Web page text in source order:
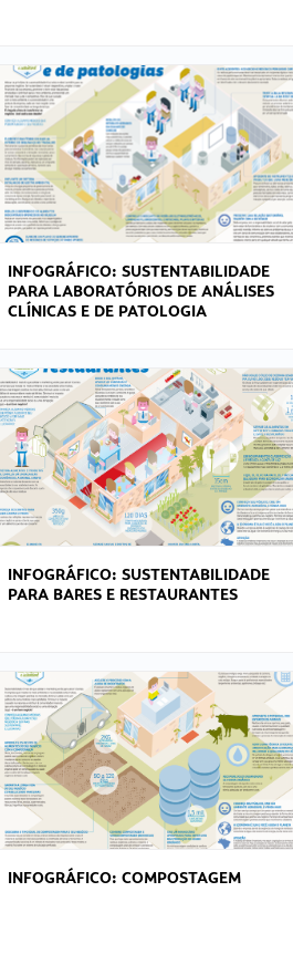
INFOGRÁFICO: SUSTENTABILIDADE
PARA LABORATÓRIOS DE ANÁLISES
CLÍNICAS E DE PATOLOGIA
INFOGRÁFICO: SUSTENTABILIDADE
PARA BARES E RESTAURANTES
INFOGRÁFICO: COMPOSTAGEM